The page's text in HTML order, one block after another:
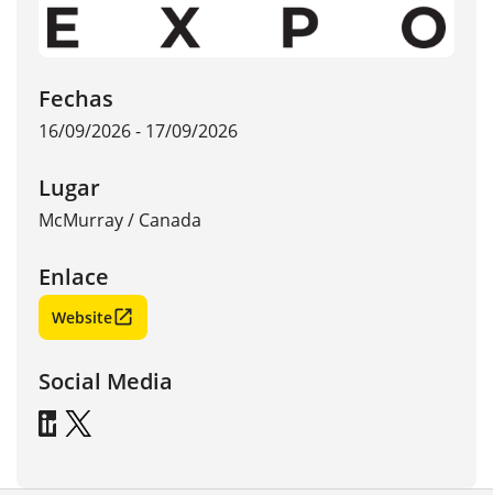
Fechas
16/09/2026 - 17/09/2026
Lugar
McMurray/ Canada
Enlace
Website
Social Media